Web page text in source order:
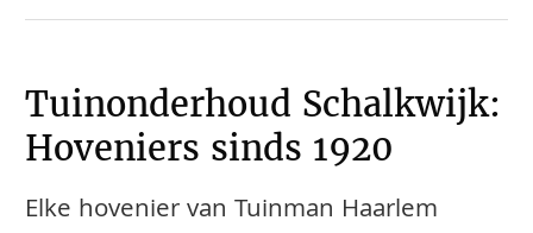
Tuinonderhoud Schalkwijk:
Hoveniers sinds 1920
Elke hovenier van Tuinman Haarlem